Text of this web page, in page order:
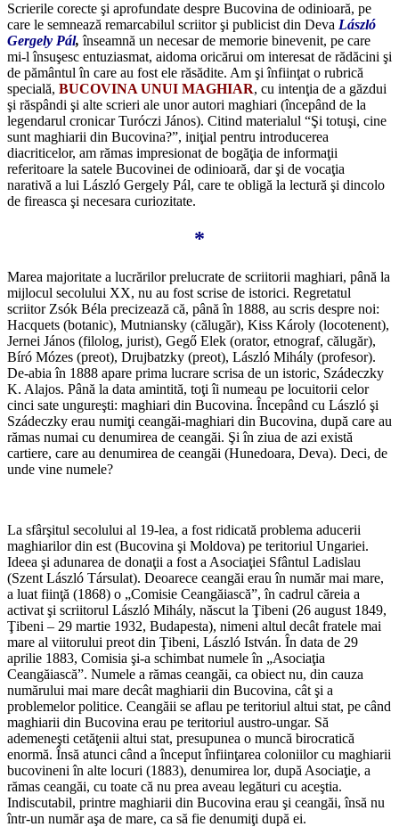
Scrierile corecte şi aprofundate despre Bucovina de odinioară, pe
care le semnează remarcabilul scriitor şi publicist din Deva László
Gergely Pál, înseamnă un necesar de memorie binevenit, pe care
mi-l însuşesc entuziasmat, aidoma oricărui om interesat de rădăcini şi
de pământul în care au fost ele răsădite. Am şi înfiinţat o rubrică
specială, BUCOVINA UNUI MAGHIAR, cu intenţia de a găzdui
şi răspândi şi alte scrieri ale unor autori maghiari (începând de la
legendarul cronicar Turóczi János). Citind materialul “Şi totuşi, cine
sunt maghiarii din Bucovina?”, iniţial pentru introducerea
diacriticelor, am rămas impresionat de bogăţia de informaţii
referitoare la satele Bucovinei de odinioară, dar şi de vocaţia
narativă a lui László Gergely Pál, care te obligă la lectură şi dincolo
de fireasca şi necesara curiozitate.
*
Marea majoritate a lucrărilor prelucrate de scriitorii maghiari, până la
mijlocul secolului XX, nu au fost scrise de istorici. Regretatul
scriitor Zsók Béla precizează că, până în 1888, au scris despre noi:
Hacquets (botanic), Mutniansky (călugăr), Kiss Károly (locotenent),
Jernei János (filolog, jurist), Gegő Elek (orator, etnograf, călugăr),
Bíró Mózes (preot), Drujbatzky (preot), László Mihály (profesor).
De-abia în 1888 apare prima lucrare scrisa de un istoric, Szádeczky
K. Alajos. Până la data amintită, toţi îi numeau pe locuitorii celor
cinci sate ungureşti: maghiari din Bucovina. Începând cu László şi
Szádeczky erau numiţi ceangăi-maghiari din Bucovina, după care au
rămas numai cu denumirea de ceangăi. Şi în ziua de azi există
cartiere, care au denumirea de ceangăi (Hunedoara, Deva). Deci, de
unde vine numele?
La sfârşitul secolului al 19-lea, a fost ridicată problema aducerii
maghiarilor din est (Bucovina şi Moldova) pe teritoriul Ungariei.
Ideea şi adunarea de donaţii a fost a Asociaţiei Sfântul Ladislau
(Szent László Társulat). Deoarece ceangăi erau în număr mai mare,
a luat fiinţă (1868) o „Comisie Ceangăiască”, în cadrul căreia a
activat şi scriitorul László Mihály, născut la Ţibeni (26 august 1849,
Ţibeni – 29 martie 1932, Budapesta), nimeni altul decât fratele mai
mare al viitorului preot din Ţibeni, László István. În data de 29
aprilie 1883, Comisia şi-a schimbat numele în „Asociaţia
Ceangăiască”. Numele a rămas ceangăi, ca obiect nu, din cauza
numărului mai mare decât maghiarii din Bucovina, cât şi a
problemelor politice. Ceangăii se aflau pe teritoriul altui stat, pe când
maghiarii din Bucovina erau pe teritoriul austro-ungar. Să
ademeneşti cetăţenii altui stat, presupunea o muncă birocratică
enormă. Însă atunci când a început înfiinţarea coloniilor cu maghiarii
bucovineni în alte locuri (1883), denumirea lor, după Asociaţie, a
rămas ceangăi, cu toate că nu prea aveau legături cu aceştia.
Indiscutabil, printre maghiarii din Bucovina erau şi ceangăi, însă nu
într-un număr aşa de mare, ca să fie denumiţi după ei.